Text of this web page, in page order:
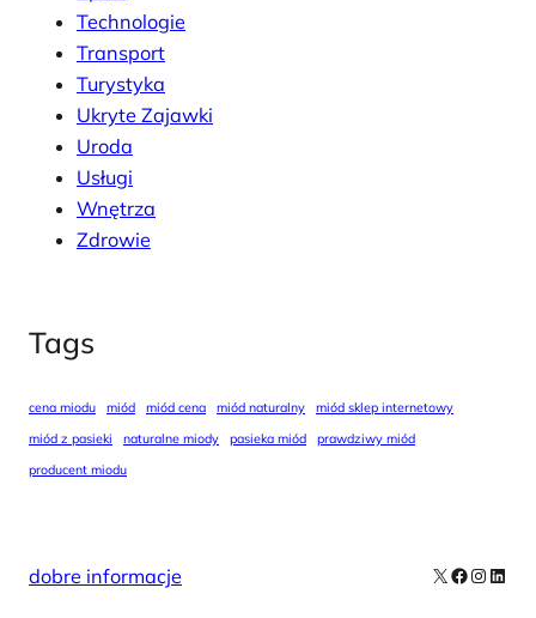
Technologie
Transport
Turystyka
Ukryte Zajawki
Uroda
Usługi
Wnętrza
Zdrowie
Tags
cena miodu miód miód cena miód naturalny
miód sklep internetowy
miód z pasieki
naturalne miody pasieka miód
prawdziwy miód
producent miodu
dobre informacje X Facebook